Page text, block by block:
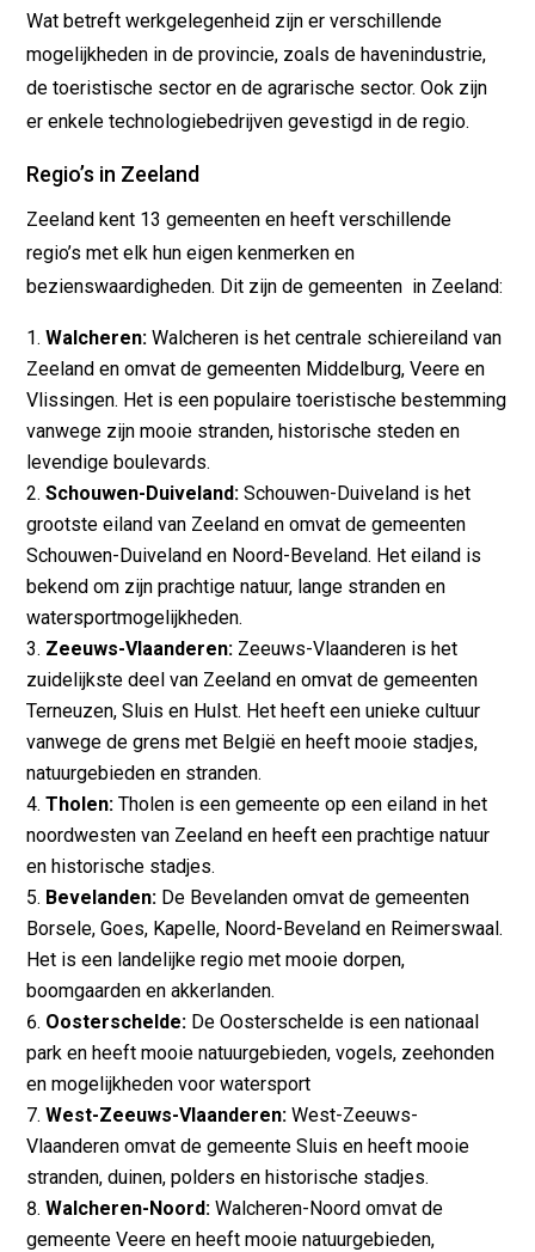
Wat betreft werkgelegenheid zijn er verschillende
mogelijkheden in de provincie, zoals de havenindustrie,
de toeristische sector en de agrarische sector. Ook zijn
er enkele technologiebedrijven gevestigd in de regio.
Regio’s in Zeeland
Zeeland kent 13 gemeenten en heeft verschillende
regio’s met elk hun eigen kenmerken en
bezienswaardigheden. Dit zijn de gemeenten in Zeeland:
Walcheren: Walcheren is het centrale schiereiland van
Zeeland en omvat de gemeenten Middelburg, Veere en
Vlissingen. Het is een populaire toeristische bestemming
vanwege zijn mooie stranden, historische steden en
levendige boulevards.
Schouwen-Duiveland: Schouwen-Duiveland is het
grootste eiland van Zeeland en omvat de gemeenten
Schouwen-Duiveland en Noord-Beveland. Het eiland is
bekend om zijn prachtige natuur, lange stranden en
watersportmogelijkheden.
Zeeuws-Vlaanderen: Zeeuws-Vlaanderen is het
zuidelijkste deel van Zeeland en omvat de gemeenten
Terneuzen, Sluis en Hulst. Het heeft een unieke cultuur
vanwege de grens met België en heeft mooie stadjes,
natuurgebieden en stranden.
Tholen: Tholen is een gemeente op een eiland in het
noordwesten van Zeeland en heeft een prachtige natuur
en historische stadjes.
Bevelanden: De Bevelanden omvat de gemeenten
Borsele, Goes, Kapelle, Noord-Beveland en Reimerswaal.
Het is een landelijke regio met mooie dorpen,
boomgaarden en akkerlanden.
Oosterschelde: De Oosterschelde is een nationaal
park en heeft mooie natuurgebieden, vogels, zeehonden
en mogelijkheden voor watersport
West-Zeeuws-Vlaanderen: West-Zeeuws-
Vlaanderen omvat de gemeente Sluis en heeft mooie
stranden, duinen, polders en historische stadjes.
Walcheren-Noord: Walcheren-Noord omvat de
gemeente Veere en heeft mooie natuurgebieden,